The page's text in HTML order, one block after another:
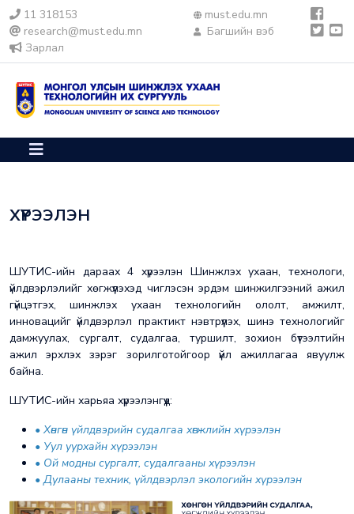
11 318153
research@must.edu.mn
Зарлал
must.edu.mn
Багшийн вэб
ХҮРЭЭЛЭН
ШУТИС-ийн дараах 4 хүрээлэн Шинжлэх ухаан, технологи,
үйлдвэрлэлийг хөгжүүлэхэд чиглэсэн эрдэм шинжилгээний ажил
гүйцэтгэх, шинжлэх ухаан технологийн ололт, амжилт,
инновацийг үйлдвэрлэл практикт нэвтрүүлэх, шинэ технологийг
дамжуулах, сургалт, судалгаа, туршилт, зохион бүтээлтийн
ажил эрхлэх зэрэг зорилготойгоор үйл ажиллагаа явуулж
байна.
ШУТИС-ийн харьяа хүрээлэнгүүд:
• Хөнгөн үйлдвэрийн судалгаа хөгжлийн хүрээлэн
• Уул уурхайн хүрээлэн
• Ой модны сургалт, судалгааны хүрээлэн
• Дулааны техник, үйлдвэрлэл экологийн хүрээлэн